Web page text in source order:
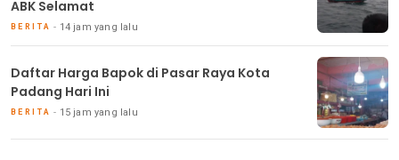
ABK Selamat
BERITA 14 jam yang lalu
Daftar Harga Bapok di Pasar Raya Kota
Padang Hari Ini
BERITA 15 jam yang lalu